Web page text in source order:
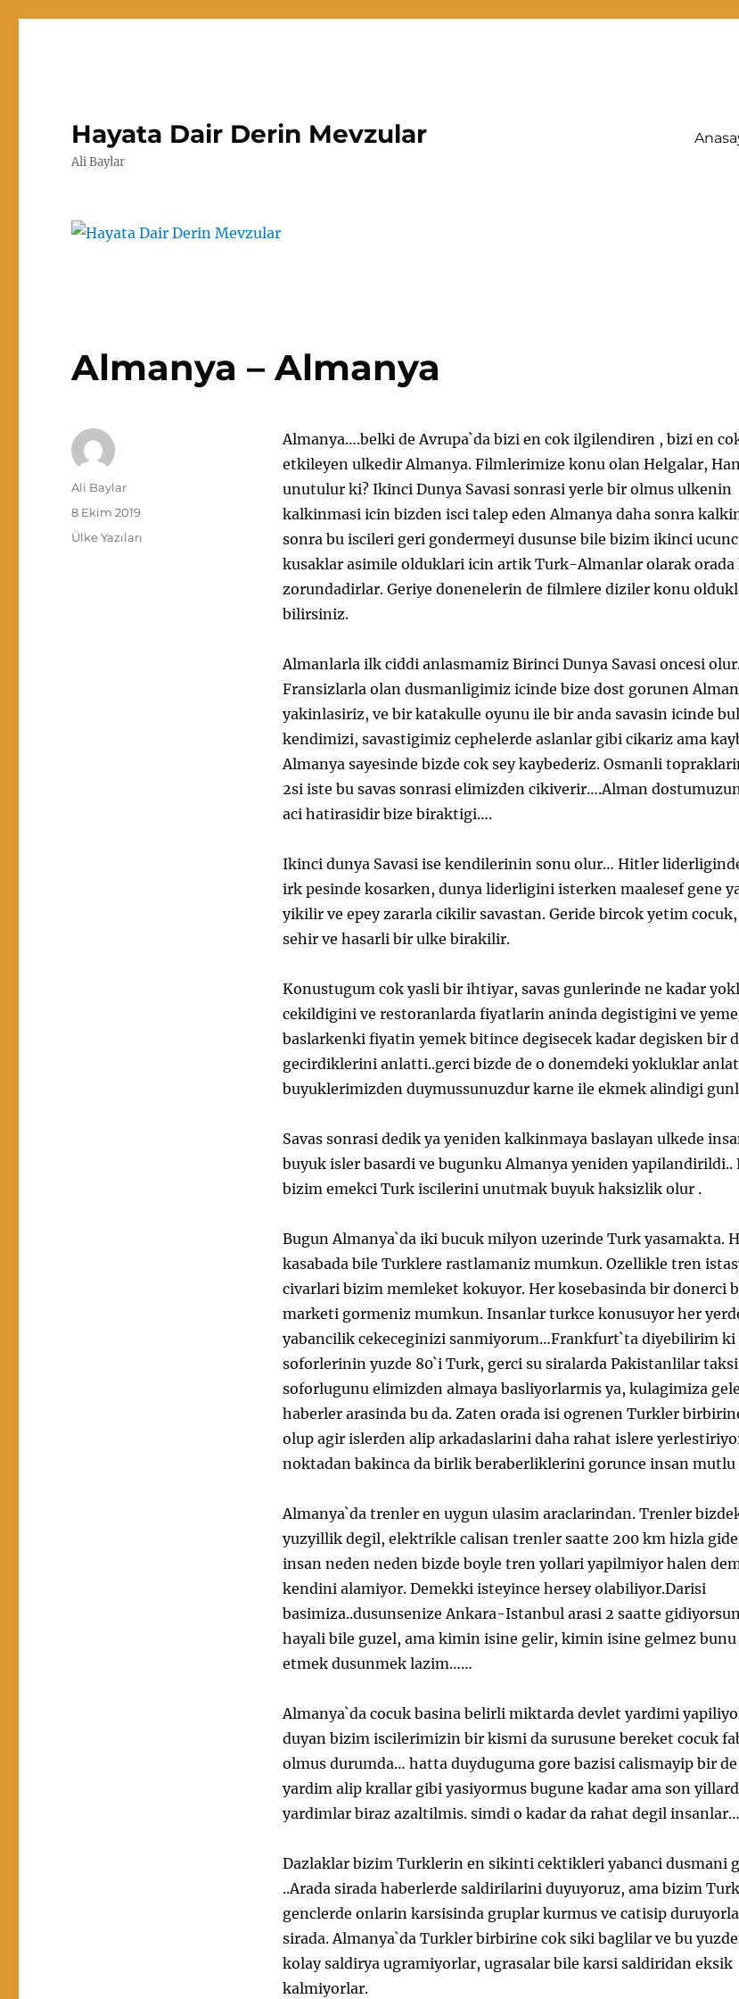
Hayata Dair Derin Mevzular
Ali Baylar
Almanya – Almanya
Almanya….belki de Avrupa`da bizi en cok ilgilendiren , bizi en
etkileyen ulkedir Almanya. Filmlerimize konu olan Helgalar,
unutulur ki? Ikinci Dunya Savasi sonrasi yerle bir olmus ulkenin
kalkinmasi icin bizden isci talep eden Almanya daha sonra
sonra bu iscileri geri gondermeyi dusunse bile bizim ikinci
kusaklar asimile olduklari icin artik Turk-Almanlar olarak orada
zorundadirlar. Geriye donenelerin de filmlere diziler konu
bilirsiniz.
Almanlarla ilk ciddi anlasmamiz Birinci Dunya Savasi oncesi
Fransizlarla olan dusmanligimiz icinde bize dost gorunen
yakinlasiriz, ve bir katakulle oyunu ile bir anda savasin icinde
kendimizi, savastigimiz cephelerde aslanlar gibi cikariz ama
Almanya sayesinde bizde cok sey kaybederiz. Osmanli
2si iste bu savas sonrasi elimizden cikiverir….Alman
aci hatirasidir bize biraktigi….
Ikinci dunya Savasi ise kendilerinin sonu olur… Hitler
irk pesinde kosarken, dunya liderligini isterken maalesef gene
yikilir ve epey zararla cikilir savastan. Geride bircok yetim
sehir ve hasarli bir ulke birakilir.
Konustugum cok yasli bir ihtiyar, savas gunlerinde ne kadar
cekildigini ve restoranlarda fiyatlarin aninda degistigini ve
baslarkenki fiyatin yemek bitince degisecek kadar degisken bir
gecirdiklerini anlatti..gerci bizde de o donemdeki yokluklar
buyuklerimizden duymussunuzdur karne ile ekmek alindigi
Savas sonrasi dedik ya yeniden kalkinmaya baslayan ulkede
buyuk isler basardi ve bugunku Almanya yeniden yapilandirildi..
bizim emekci Turk iscilerini unutmak buyuk haksizlik olur .
Bugun Almanya`da iki bucuk milyon uzerinde Turk yasamakta.
kasabada bile Turklere rastlamaniz mumkun. Ozellikle tren
civarlari bizim memleket kokuyor. Her kosebasinda bir donerci
marketi gormeniz mumkun. Insanlar turkce konusuyor her
yabancilik cekeceginizi sanmiyorum…Frankfurt`ta diyebilirim ki
soforlerinin yuzde 80`i Turk, gerci su siralarda Pakistanlilar taksi
soforlugunu elimizden almaya basliyorlarmis ya, kulagimiza
haberler arasinda bu da. Zaten orada isi ogrenen Turkler
olup agir islerden alip arkadaslarini daha rahat islere
noktadan bakinca da birlik beraberliklerini gorunce insan mutlu
Almanya`da trenler en uygun ulasim araclarindan. Trenler
yuzyillik degil, elektrikle calisan trenler saatte 200 km hizla
insan neden neden bizde boyle tren yollari yapilmiyor halen
kendini alamiyor. Demekki isteyince hersey olabiliyor.Darisi
basimiza..dusunsenize Ankara-Istanbul arasi 2 saatte
hayali bile guzel, ama kimin isine gelir, kimin isine gelmez bunu
etmek dusunmek lazim……
Almanya`da cocuk basina belirli miktarda devlet yardimi
duyan bizim iscilerimizin bir kismi da surusune bereket cocuk
olmus durumda… hatta duyduguma gore bazisi calismayip bir
yardim alip krallar gibi yasiyormus bugune kadar ama son
yardimlar biraz azaltilmis. simdi o kadar da rahat degil insanlar…
Dazlaklar bizim Turklerin en sikinti cektikleri yabanci dusmani
..Arada sirada haberlerde saldirilarini duyuyoruz, ama bizim Turk
genclerde onlarin karsisinda gruplar kurmus ve catisip
sirada. Almanya`da Turkler birbirine cok siki baglilar ve bu
kolay saldirya ugramiyorlar, ugrasalar bile karsi saldiridan eksik
kalmiyorlar.
Yazar
Ali Baylar
Yayın
tarihi
8 Ekim 2019
Kategoriler
Ülke Yazıları